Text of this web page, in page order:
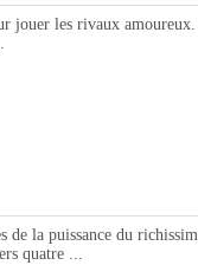
jouer les rivaux
la puissance du
quatre ...